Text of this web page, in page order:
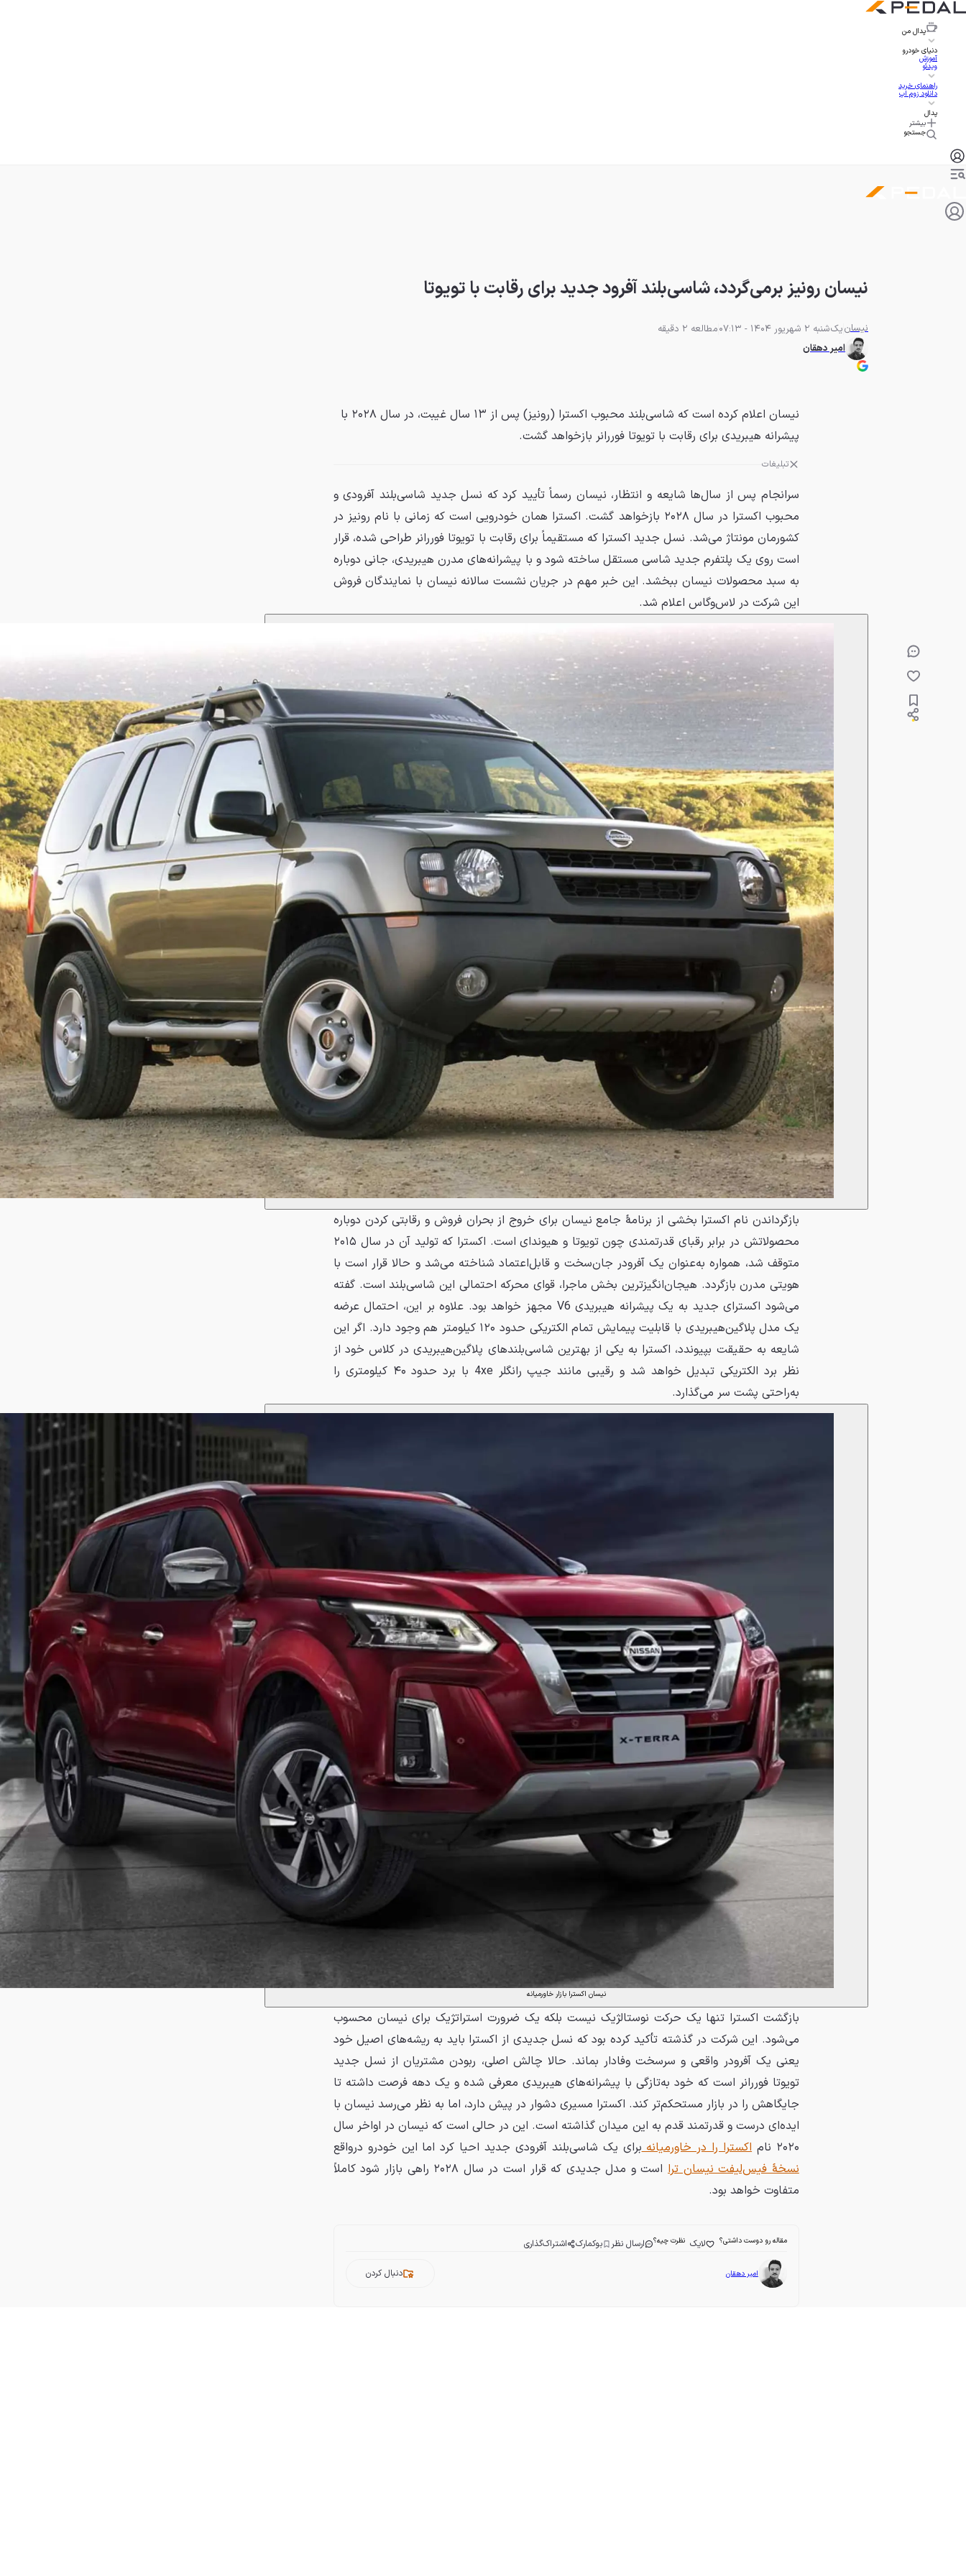
پدال من
دنیای خودرو
آموزش
ویدئو
راهنمای خرید
دانلود زوم اپ
پدال
بیشتر
جستجو
نیسان رونیز برمی‌گردد، شاسی‌بلند آفرود جدید برای رقابت با تویوتا
نیسانیک‌شنبه 2 شهریور 1404 - 07:13
مطالعه 2 دقیقه
امیر دهقان
نیسان اعلام کرده است که شاسی‌بلند محبوب اکسترا (رونیز) پس از ۱۳ سال غیبت، در سال ۲۰۲۸ با
پیشرانه هیبریدی برای رقابت با تویوتا فوررانر بازخواهد گشت.
تبلیغات
سرانجام پس از سال‌ها شایعه و انتظار، نیسان رسماً تأیید کرد که نسل جدید شاسی‌بلند آفرودی و
محبوب اکسترا در سال ۲۰۲۸ بازخواهد گشت. اکسترا همان خودرویی است که زمانی با نام رونیز در
کشورمان مونتاژ می‌شد. نسل جدید اکسترا که مستقیماً برای رقابت با تویوتا فوررانر طراحی شده، قرار
است روی یک پلتفرم جدید شاسی مستقل ساخته شود و با پیشرانه‌های مدرن هیبریدی، جانی دوباره
به سبد محصولات نیسان ببخشد. این خبر مهم در جریان نشست سالانه نیسان با نمایندگان فروش
این شرکت در لاس‌وگاس اعلام شد.
بازگرداندن نام اکسترا بخشی از برنامهٔ جامع نیسان برای خروج از بحران فروش و رقابتی کردن دوباره
محصولاتش در برابر رقبای قدرتمندی چون تویوتا و هیوندای است. اکسترا که تولید آن در سال ۲۰۱۵
متوقف شد، همواره به‌عنوان یک آفرودر جان‌سخت و قابل‌اعتماد شناخته می‌شد و حالا قرار است با
هویتی مدرن بازگردد. هیجان‌انگیزترین بخش ماجرا، قوای محرکه احتمالی این شاسی‌بلند است. گفته
می‌شود اکسترای جدید به یک پیشرانه هیبریدی V6 مجهز خواهد بود. علاوه بر این، احتمال عرضه
یک مدل پلاگین‌هیبریدی با قابلیت پیمایش تمام الکتریکی حدود ۱۲۰ کیلومتر هم وجود دارد. اگر این
شایعه به حقیقت بپیوندد، اکسترا به یکی از بهترین شاسی‌بلندهای پلاگین‌هیبریدی در کلاس خود از
نظر برد الکتریکی تبدیل خواهد شد و رقیبی مانند جیپ رانگلر 4xe با برد حدود ۴۰ کیلومتری را
به‌راحتی پشت سر می‌گذارد.
نیسان اکسترا بازار خاورمیانه
بازگشت اکسترا تنها یک حرکت نوستالژیک نیست بلکه یک ضرورت استراتژیک برای نیسان محسوب
می‌شود. این شرکت در گذشته تأکید کرده بود که نسل جدیدی از اکسترا باید به ریشه‌های اصیل خود
یعنی یک آفرودر واقعی و سرسخت وفادار بماند. حالا چالش اصلی، ربودن مشتریان از نسل جدید
تویوتا فوررانر است که خود به‌تازگی با پیشرانه‌های هیبریدی معرفی شده و یک دهه فرصت داشته تا
جایگاهش را در بازار مستحکم‌تر کند. اکسترا مسیری دشوار در پیش دارد، اما به نظر می‌رسد نیسان با
ایده‌ای درست و قدرتمند قدم به این میدان گذاشته است. این در حالی است که نیسان در اواخر سال
۲۰۲۰ نام
اکسترا را در خاورمیانهبرای یک شاسی‌بلند آفرودی جدید احیا کرد اما این خودرو درواقع
نسخهٔ فیس‌لیفت نیسان ترا
است و مدل جدیدی که قرار است در سال ۲۰۲۸ راهی بازار شود کاملاً
متفاوت خواهد بود.
مقاله رو دوست داشتی؟ لایک نظرت چیه؟ ارسال نظر بوکمارک اشتراک‌گذاری
امیر دهقان دنبال کردن